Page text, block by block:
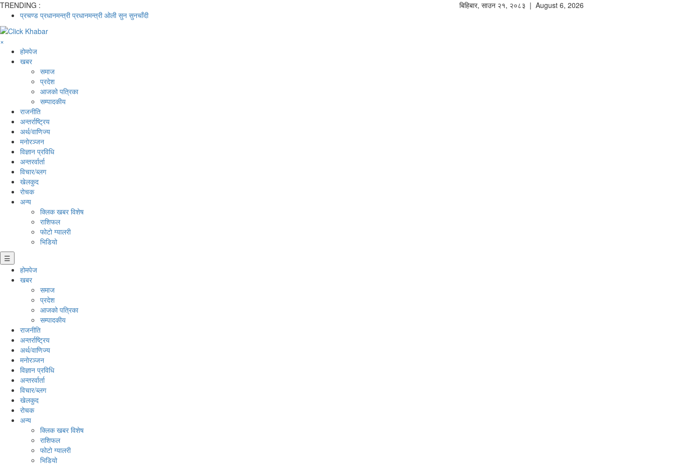
TRENDING :
प्रचण्ड प्रधानमन्त्री प्रधानमन्त्री ओली सुन सुनचाँदी
बिहिबार, साउन २१, २०८३ | August 6, 2026
×
होमपेज
खबर
समाज
प्रदेश
आजको पत्रिका
सम्पादकीय
राजनीति
अन्तर्राष्ट्रिय
अर्थ/वाणिज्य
मनाेरञ्जन
विज्ञान प्रविधि
अन्तरर्वार्ता
विचार/ब्लग
खेलकुद
रोचक
अन्य
क्लिक खबर विशेष
राशिफल
फोटो ग्यालरी
भिडियो
☰
होमपेज
खबर
समाज
प्रदेश
आजको पत्रिका
सम्पादकीय
राजनीति
अन्तर्राष्ट्रिय
अर्थ/वाणिज्य
मनाेरञ्जन
विज्ञान प्रविधि
अन्तरर्वार्ता
विचार/ब्लग
खेलकुद
रोचक
अन्य
क्लिक खबर विशेष
राशिफल
फोटो ग्यालरी
भिडियो